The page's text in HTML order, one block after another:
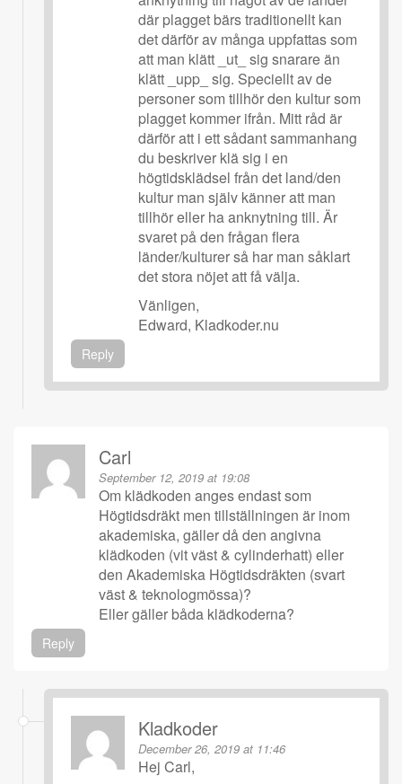
där plagget bärs traditionellt kan
det därför av många uppfattas som
att man klätt _ut_ sig snarare än
klätt _upp_ sig. Speciellt av de
personer som tillhör den kultur som
plagget kommer ifrån. Mitt råd är
därför att i ett sådant sammanhang
du beskriver klä sig i en
högtidsklädsel från det land/den
kultur man själv känner att man
tillhör eller ha anknytning till. Är
svaret på den frågan flera
länder/kulturer så har man såklart
det stora nöjet att få välja.
Vänligen,
Edward, Kladkoder.nu
Reply
Carl
September 12, 2019 at 19:08
Om klädkoden anges endast som
Högtidsdräkt men tillställningen är inom
akademiska, gäller då den angivna
klädkoden (vit väst & cylinderhatt) eller
den Akademiska Högtidsdräkten (svart
väst & teknologmössa)?
Eller gäller båda klädkoderna?
Reply
Kladkoder
December 26, 2019 at 11:46
Hej Carl,